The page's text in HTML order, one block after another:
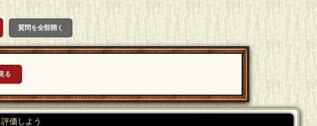
質問を全部開く
る
価しよう